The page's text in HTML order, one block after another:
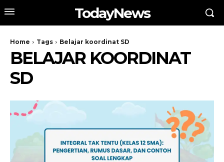
TodayNews
Home Tags Belajar koordinat SD
BELAJAR KOORDINAT
SD